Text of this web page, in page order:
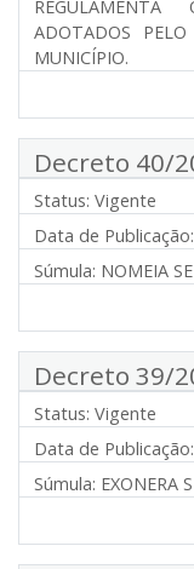
ADOTADOS
MUNICÍPIO.
Decreto 40/
Status: Vigente
Data de Publicação:
Súmula: NOMEIA
Decreto 39/
Status: Vigente
Data de Publicação:
Súmula: EXONERA